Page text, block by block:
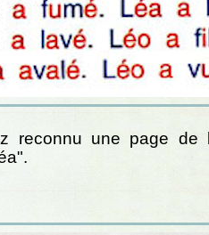
reconnu une page de